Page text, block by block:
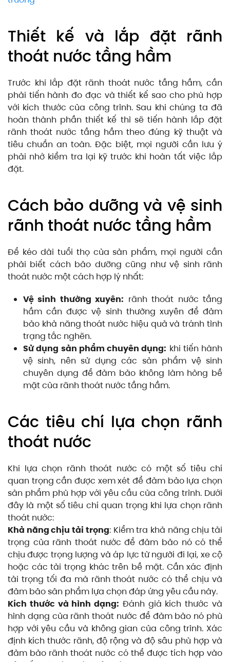
Thiết kế và lắp đặt rãnh
thoát nước tầng hầm
Trước khi lắp đặt rãnh thoát nước tầng hầm, cần
phải tiến hành đo đạc và thiết kế sao cho phù hợp
với kích thước của công trình. Sau khi chúng ta đã
hoàn thành phần thiết kế thì sẽ tiến hành lắp đặt
rãnh thoát nước tầng hầm theo đúng kỹ thuật và
tiêu chuẩn an toàn. Đặc biệt, mọi người cần lưu ý
phải nhớ kiểm tra lại kỹ trước khi hoàn tất việc lắp
đặt.
Cách bảo dưỡng và vệ sinh
rãnh thoát nước tầng hầm
Để kéo dài tuổi thọ của sản phẩm, mọi người cần
phải biết cách bảo dưỡng cũng như vệ sinh rãnh
thoát nước một cách hợp lý nhất:
Vệ sinh thường xuyên: rãnh thoát nước tầng
hầm cần được vệ sinh thường xuyên để đảm
bảo khả năng thoát nước hiệu quả và tránh tình
trạng tắc nghẽn.
Sử dụng sản phẩm chuyên dụng: khi tiến hành
vệ sinh, nên sử dụng các sản phẩm vệ sinh
chuyên dụng để đảm bảo không làm hỏng bề
mặt của rãnh thoát nước tầng hầm.
Các tiêu chí lựa chọn rãnh
thoát nước
Khi lựa chọn rãnh thoát nước có một số tiêu chí
quan trọng cần được xem xét để đảm bảo lựa chọn
sản phẩm phù hợp với yêu cầu của công trình. Dưới
đây là một số tiêu chí quan trọng khi lựa chọn rãnh
thoát nước:
Khả năng chịu tải trọng: Kiểm tra khả năng chịu tải
trọng của rãnh thoát nước để đảm bảo nó có thể
chịu được trọng lượng và áp lực từ người đi lại, xe cộ
hoặc các tải trọng khác trên bề mặt. Cần xác định
tải trọng tối đa mà rãnh thoát nước có thể chịu và
đảm bảo sản phẩm lựa chọn đáp ứng yêu cầu này.
Kích thước và hình dạng: Đánh giá kích thước và
hình dạng của rãnh thoát nước để đảm bảo nó phù
hợp với yêu cầu và không gian của công trình. Xác
định kích thước rãnh, độ rộng và độ sâu phù hợp và
đảm bảo rãnh thoát nước có thể được tích hợp vào